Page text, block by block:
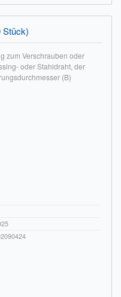
Stück)
zum Verschrauben oder
oder Stahldraht, der
(B)